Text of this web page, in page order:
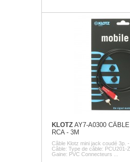
KLOTZAY7-A0300
RCA - 3M
Câble Klotz mini jack coudé 3p.
Câble: Type de câble: PCU201-
Gaine: PVC Connecteurs ...